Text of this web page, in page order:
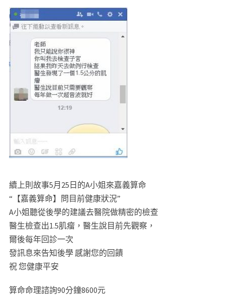
續上則故事5月25日的A小姐來嘉義算命
“【嘉義算命】問目前健康狀況”
A小姐聽從後學的建議去醫院做精密的檢查
醫生檢查出1.5肌瘤，醫生說目前先觀察，
爾後每年回診一次
發訊息來告知後學 感謝您的回饋
祝 您健康平安
算命命理諮詢90分鐘8600元